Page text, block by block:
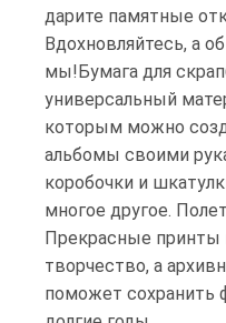
дарите памятные
Вдохновляйтесь, а
мы!Бумага для
универсальный
которым можно
альбомы своими
коробочки и
многое другое.
Прекрасные принты
творчество, а
поможет сохранить